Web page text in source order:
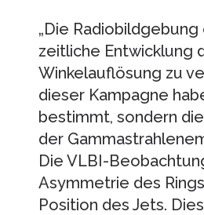
„Die
zeitliche Entwicklung
Winkelauflösung zu
dieser Kampagne
bestimmt, sondern
der
Die VLBI-
Asymmetrie des
Position des Jets.